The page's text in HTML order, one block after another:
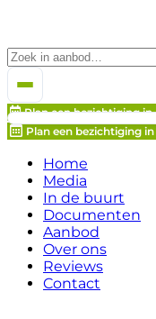
Plan een bezichtiging in
Plan een bezichtiging in
Home
Media
In de buurt
Documenten
Aanbod
Over ons
Reviews
Contact